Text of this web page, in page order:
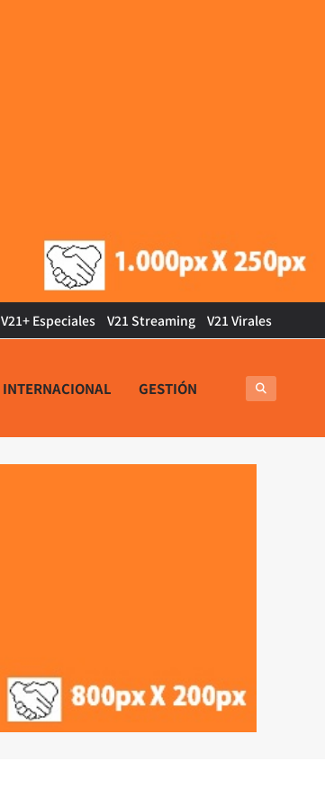
V21+ Especiales V21 Streaming V21 Virales
INTERNACIONAL GESTIÓN